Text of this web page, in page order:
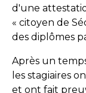
d'une
« citoyen de
des diplômes
Après un
les stagiaires
et ont fait